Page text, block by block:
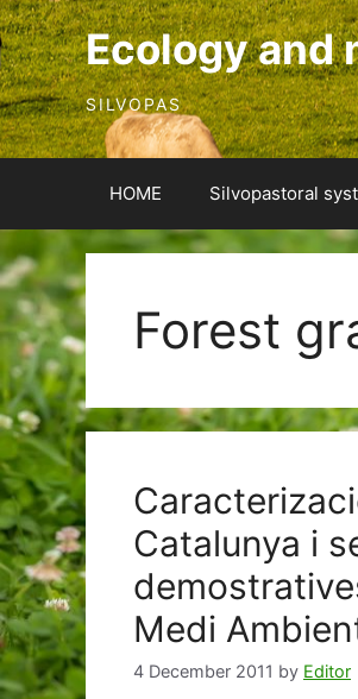
Skip
to
content Ecology and
SILVOPAS
HOME Silvopastoral
Forest
Catalunya i
Medi
4 December 2011 by Editor